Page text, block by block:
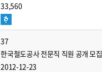
33,560
37
한국철도공사 전문직 직원 공개 모집
2012-12-23